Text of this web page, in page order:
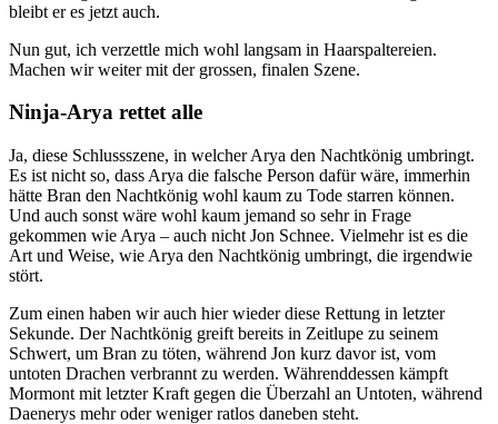
bleibt er es jetzt auch.
Nun gut, ich verzettle mich wohl langsam in Haarspaltereien.
Machen wir weiter mit der grossen, finalen Szene.
Ninja-Arya rettet alle
Ja, diese Schlussszene, in welcher Arya den Nachtkönig umbringt.
Es ist nicht so, dass Arya die falsche Person dafür wäre, immerhin
hätte Bran den Nachtkönig wohl kaum zu Tode starren können.
Und auch sonst wäre wohl kaum jemand so sehr in Frage
gekommen wie Arya – auch nicht Jon Schnee. Vielmehr ist es die
Art und Weise, wie Arya den Nachtkönig umbringt, die irgendwie
stört.
Zum einen haben wir auch hier wieder diese Rettung in letzter
Sekunde. Der Nachtkönig greift bereits in Zeitlupe zu seinem
Schwert, um Bran zu töten, während Jon kurz davor ist, vom
untoten Drachen verbrannt zu werden. Währenddessen kämpft
Mormont mit letzter Kraft gegen die Überzahl an Untoten, während
Daenerys mehr oder weniger ratlos daneben steht.